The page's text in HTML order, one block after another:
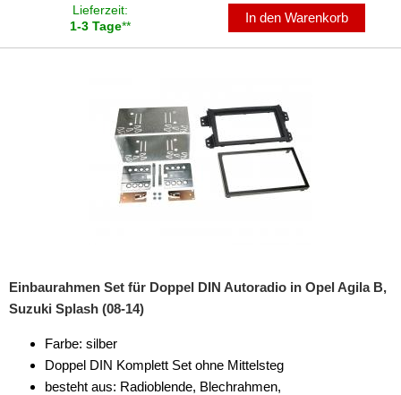
Lieferzeit:
1-3 Tage**
In den Warenkorb
Einbaurahmen Set für Doppel DIN Autoradio in Opel Agila B,
Suzuki Splash (08-14)
Farbe: silber
Doppel DIN Komplett Set ohne Mittelsteg
besteht aus: Radioblende, Blechrahmen,